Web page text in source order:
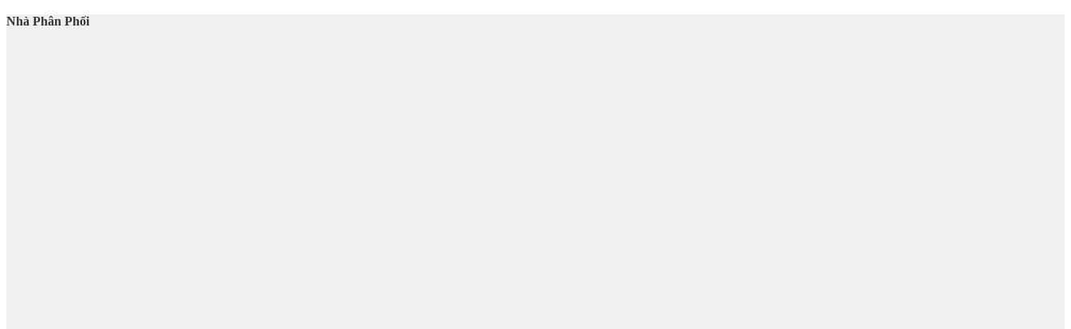
Nhà Phân Phối